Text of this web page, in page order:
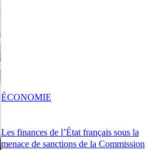
Les finances de l’État français sous la
menace de sanctions de la Commission
ÉCONOMIE